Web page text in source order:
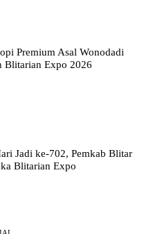
Premium Asal Wonodadi
Blitarian Expo 2026
Jadi ke-702, Pemkab Blitar
Blitarian Expo